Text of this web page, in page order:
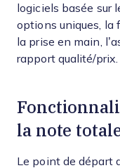
logiciels basée sur
options uniques, la
la prise en main,
rapport qualité/prix.
la note
Le point de départ